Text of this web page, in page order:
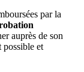
par la
auprès de son
possible et